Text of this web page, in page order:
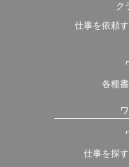
ク
仕事を依頼
各種
仕事を探